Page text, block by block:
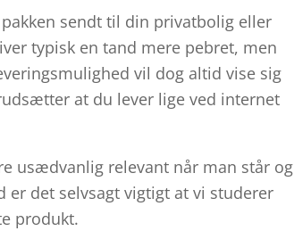
sendt til din privatbolig eller
typisk en tand mere pebret, men
vil dog altid vise sig
at du lever lige ved internet
usædvanlig relevant når man står og
er det selvsagt vigtigt at vi studerer
produkt.